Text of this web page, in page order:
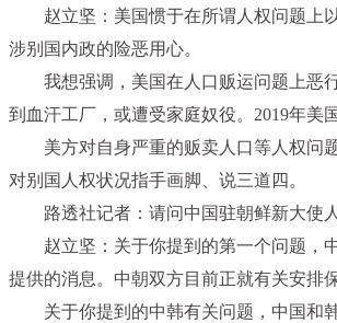
赵立坚：美国惯于在所谓人权问题上
涉别国内政的险恶用心。
我想强调，美国在人口贩运问题上恶
到血汗工厂，或遭受家庭奴役。2019年美
美方对自身严重的贩卖人口等人权问
对别国人权状况指手画脚、说三道四。
路透社记者：请问中国驻朝鲜新大使
赵立坚：关于你提到的第一个问题，
提供的消息。中朝双方目前正就有关安排
关于你提到的中韩有关问题，中国和